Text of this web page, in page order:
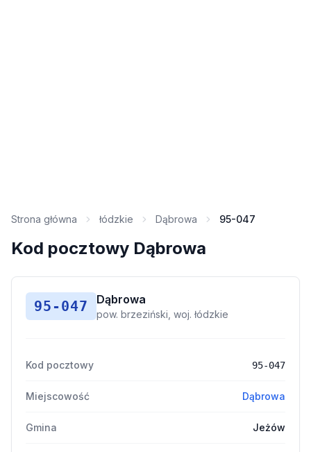
Strona główna łódzkie Dąbrowa 95-047
Kod pocztowy Dąbrowa
95-047 Dąbrowa
pow. brzeziński, woj. łódzkie
Kod pocztowy 95-047
Miejscowość Dąbrowa
Gmina Jeżów